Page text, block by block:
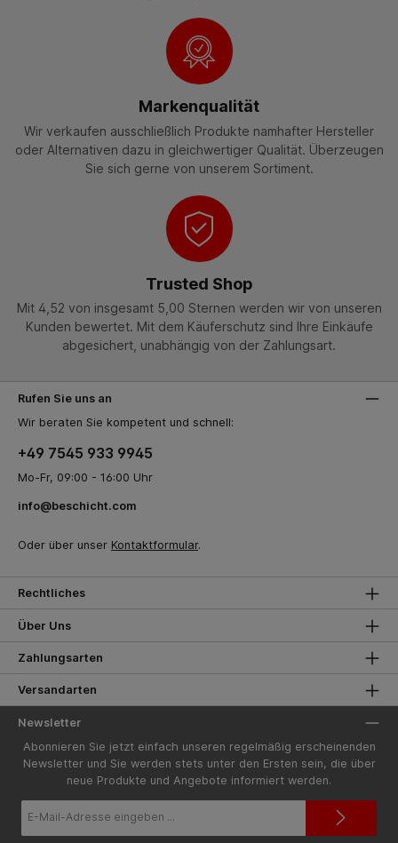
Markenqualität
Wir verkaufen ausschließlich Produkte namhafter Hersteller
oder Alternativen dazu in gleichwertiger Qualität. Überzeugen
Sie sich gerne von unserem Sortiment.
Trusted Shop
Mit 4,52 von insgesamt 5,00 Sternen werden wir von unseren
Kunden bewertet. Mit dem Käuferschutz sind Ihre Einkäufe
abgesichert, unabhängig von der Zahlungsart.
Rufen Sie uns an
Wir beraten Sie kompetent und schnell:
+49 7545 933 9945
Mo-Fr, 09:00 - 16:00 Uhr
info@beschicht.com
Oder über unser Kontaktformular.
Rechtliches
Über Uns
Zahlungsarten
Versandarten
Newsletter
Abonnieren Sie jetzt einfach unseren regelmäßig erscheinenden
Newsletter und Sie werden stets unter den Ersten sein, die über
neue Produkte und Angebote informiert werden.
Mail-